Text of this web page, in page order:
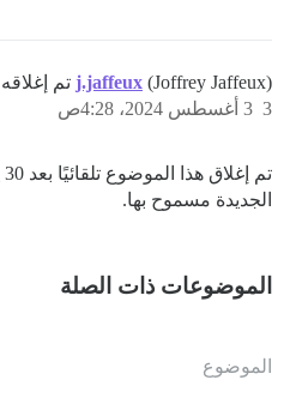
j.jaffeux (Joffrey Jaffeux) تم إغلاقه في
3 أغسطس 2024، 4:28ص 3
الجديدة مسموح بها.
الموضوعات ذات الصلة
الموضوع